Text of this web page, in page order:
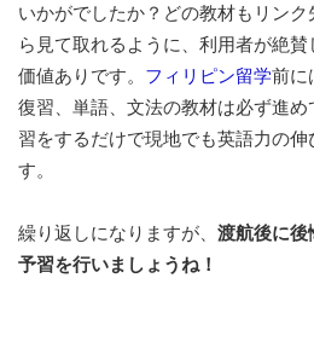
いかがでしたか？どの教材もリン
ら見て取れるように、利用者が絶
価値ありです。 フィリピン留学前に
復習、単語、文法の教材は必ず進
習をするだけで現地でも英語力の
す。
繰り返しになりますが、 渡航後に後
予習を行いましょうね！